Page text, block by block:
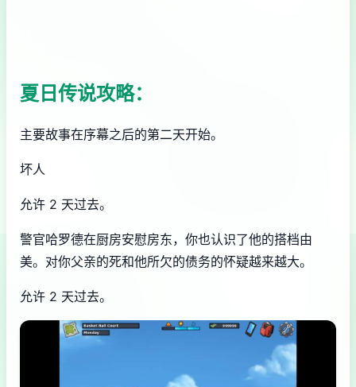
夏日传说攻略：
主要故事在序幕之后的第二天开始。
坏人
允许 2 天过去。
警官哈罗德在厨房安慰房东，你也认识了他的搭档由
美。对你父亲的死和他所欠的债务的怀疑越来越大。
允许 2 天过去。